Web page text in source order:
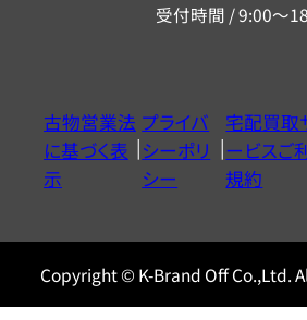
ー
ヤ
ル
0120604117
受付時間 / 9:00～
古物営業法
に基づく表
示
プライバ
シーポリ
シー
宅配買取
ービスご
規約
Copyright © K-Brand Off Co.,Ltd.